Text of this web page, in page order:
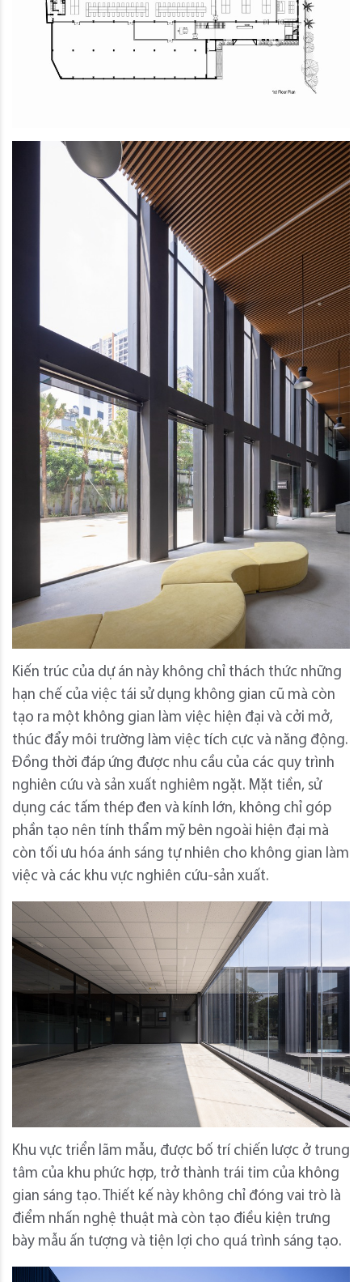
Kiến trúc của dự án này không chỉ thách thức những
hạn chế của việc tái sử dụng không gian cũ mà còn
tạo ra một không gian làm việc hiện đại và cởi mở,
thúc đẩy môi trường làm việc tích cực và năng động.
Đồng thời đáp ứng được nhu cầu của các quy trình
nghiên cứu và sản xuất nghiêm ngặt. Mặt tiền, sử
dụng các tấm thép đen và kính lớn, không chỉ góp
phần tạo nên tính thẩm mỹ bên ngoài hiện đại mà
còn tối ưu hóa ánh sáng tự nhiên cho không gian làm
việc và các khu vực nghiên cứu-sản xuất.
Khu vực triển lãm mẫu, được bố trí chiến lược ở trung
tâm của khu phức hợp, trở thành trái tim của không
gian sáng tạo. Thiết kế này không chỉ đóng vai trò là
điểm nhấn nghệ thuật mà còn tạo điều kiện trưng
bày mẫu ấn tượng và tiện lợi cho quá trình sáng tạo.